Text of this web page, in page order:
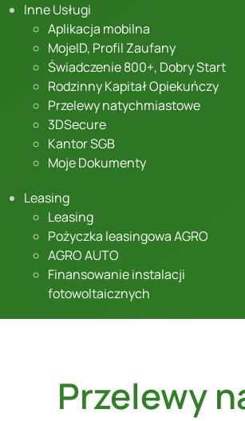
Inne Usługi
Aplikacja mobilna
MojeID, Profil Zaufany
Świadczenie 800+, Dobry Start
Rodzinny Kapitał Opiekuńczy
Przelewy natychmiastowe
3DSecure
Kantor SGB
Moje Dokumenty
Leasing
Leasing
Pożyczka leasingowa AGRO
AGRO AUTO
Finansowanie instalacji
fotowoltaicznych
Przelewy